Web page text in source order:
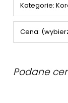
Kategorie:
Cena:
Podane